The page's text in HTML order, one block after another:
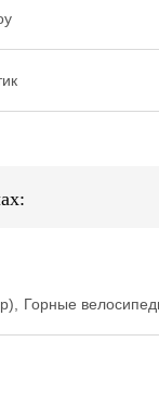
Горные